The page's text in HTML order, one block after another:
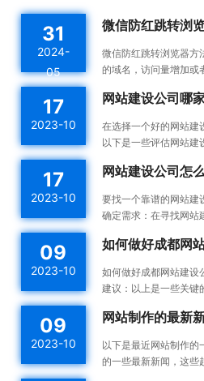
31
2024-
05
微信防红跳转浏
微信防红跳转浏览器方
的域名，访问量增加或
单。这...
17
2023-10
网站建设公司哪
在选择一个好的网站建
以下是一些评估网站建
17
2023-10
要找一个靠谱的网站建
确定需求：在寻找网站
09
2023-10
如何做好成都网
如何做好成都网站建设
建议：以上是一些关键
你的...
09
2023-10
网站制作的最新
以下是最近网站制作的
的一些最新新闻，这些